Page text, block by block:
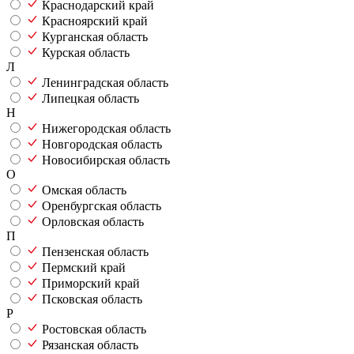
Краснодарский край
Красноярский край
Курганская область
Курская область
Л
Ленинградская область
Липецкая область
Н
Нижегородская область
Новгородская область
Новосибирская область
О
Омская область
Оренбургская область
Орловская область
П
Пензенская область
Пермский край
Приморский край
Псковская область
Р
Ростовская область
Рязанская область